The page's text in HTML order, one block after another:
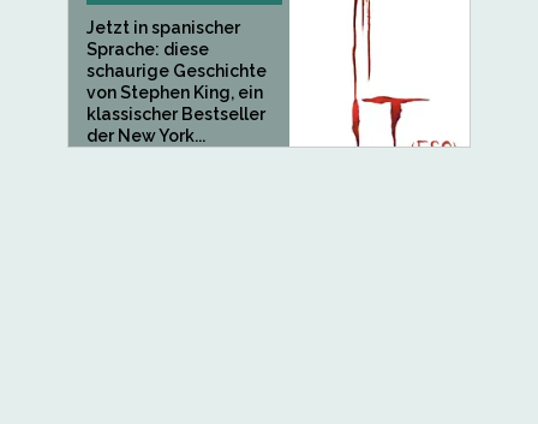
Jetzt in spanischer
Sprache: diese
schaurige Geschichte
von Stephen King, ein
klassischer Bestseller
der New York...